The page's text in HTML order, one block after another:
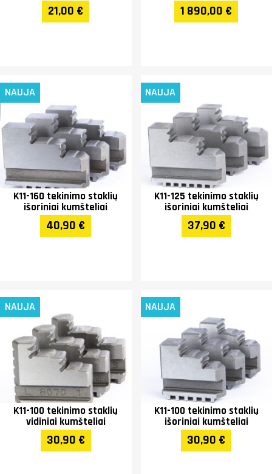
21,00 € 1 890,00 €
NAUJA
K11-160 tekinimo staklių
išoriniai kumšteliai
40,90 €
NAUJA
K11-125 tekinimo staklių
išoriniai kumšteliai
37,90 €
NAUJA
K11-100 tekinimo staklių
vidiniai kumšteliai
30,90 €
NAUJA
K11-100 tekinimo staklių
išoriniai kumšteliai
30,90 €